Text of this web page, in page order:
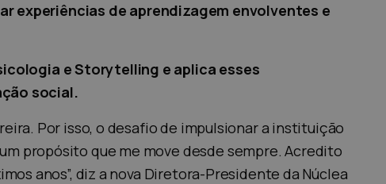
experiências de aprendizagem envolventes e
e Storytelling e aplica esses
social.
Por isso, o desafio de impulsionar a instituição
propósito que me move desde sempre. Acredito
anos”, diz a nova Diretora-Presidente da Núclea